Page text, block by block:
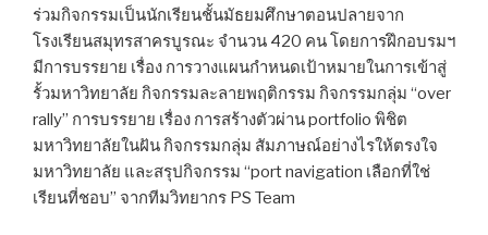
ร่วมกิจกรรมเป็นนักเรียนชั้นมัธยมศึกษาตอนปลายจาก
โรงเรียนสมุทรสาครบูรณะ จำนวน 420 คน โดยการฝึกอบรมฯ
มีการบรรยาย เรื่อง การวางแผนกำหนดเป้าหมายในการเข้าสู่
รั้วมหาวิทยาลัย กิจกรรมละลายพฤติกรรม กิจกรรมกลุ่ม “over
rally” การบรรยาย เรื่อง การสร้างตัวผ่าน portfolio พิชิต
มหาวิทยาลัยในฝัน กิจกรรมกลุ่ม สัมภาษณ์อย่างไรให้ตรงใจ
มหาวิทยาลัย และสรุปกิจกรรม “port navigation เลือกที่ใช่
เรียนที่ชอบ” จากทีมวิทยากร PS Team